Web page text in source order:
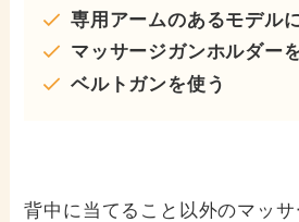
専用アームのあるモデル
マッサージガンホルダー
ベルトガンを使う
背中に当てること以外のマッ